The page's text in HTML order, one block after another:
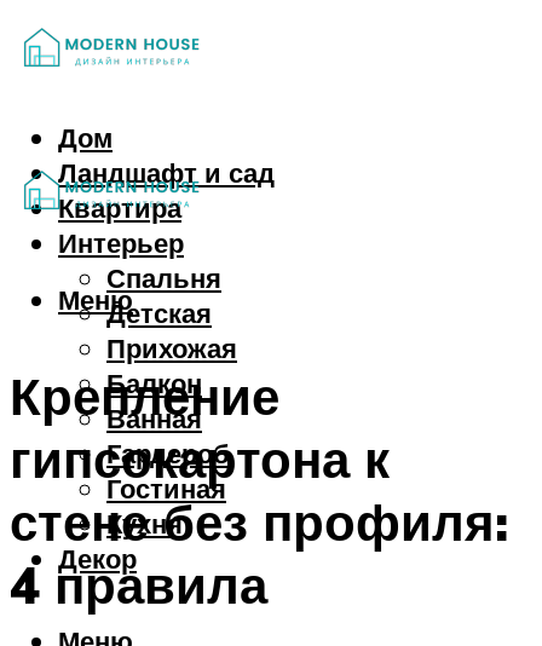
Дом
Ландшафт и сад
Квартира
Интерьер
Спальня
Детская
Прихожая
Балкон
Ванная
Гардероб
Гостиная
Кухня
Декор
Меню
Крепление
гипсокартона к
стене без профиля:
4 правила